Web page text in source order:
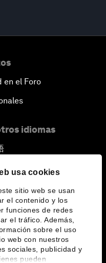
usa cookies
sitio web se usan
el contenido y los
funciones de redes
el tráfico. Además,
sobre el uso
web con nuestros
sociales, publicidad y
pueden
en el Foro
idiomas